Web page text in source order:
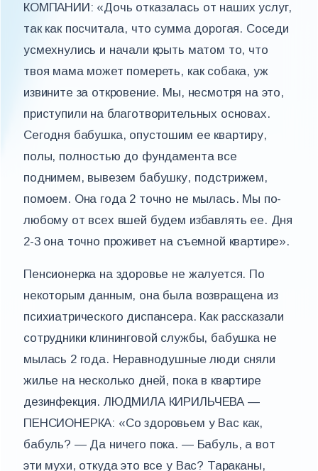
КОМПАНИИ: «Дочь отказалась от наших услуг,
так как посчитала, что сумма дорогая. Соседи
усмехнулись и начали крыть матом то, что
твоя мама может помереть, как собака, уж
извините за откровение. Мы, несмотря на это,
приступили на благотворительных основах.
Сегодня бабушка, опустошим ее квартиру,
полы, полностью до фундамента все
поднимем, вывезем бабушку, подстрижем,
помоем. Она года 2 точно не мылась. Мы по-
любому от всех вшей будем избавлять ее. Дня
2-3 она точно проживет на съемной квартире».
Пенсионерка на здоровье не жалуется. По
некоторым данным, она была возвращена из
психиатрического диспансера. Как рассказали
сотрудники клининговой службы, бабушка не
мылась 2 года. Неравнодушные люди сняли
жилье на несколько дней, пока в квартире
дезинфекция. ЛЮДМИЛА КИРИЛЬЧЕВА —
ПЕНСИОНЕРКА: «Со здоровьем у Вас как,
бабуль? — Да ничего пока. — Бабуль, а вот
эти мухи, откуда это все у Вас? Тараканы,